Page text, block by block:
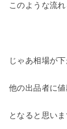
このような流
じゃあ相場が下
他の出品者に
となると思いま